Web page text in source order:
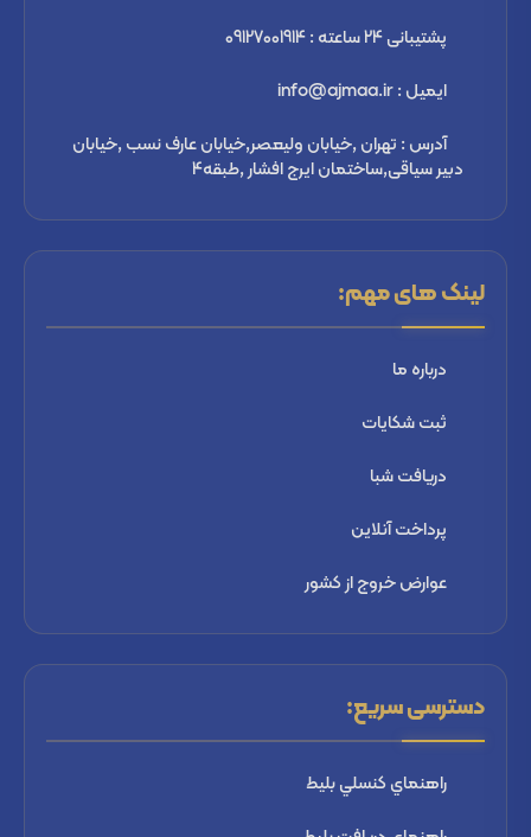
پشتیبانی 24 ساعته : 09127001914
ایمیل : info@ajmaa.ir
آدرس : تهران ,خیابان ولیعصر,خیابان عارف نسب ,خیابان
دبیر سیاقی,ساختمان ایرج افشار ,طبقه4
لینک های مهم:
درباره ما
ثبت شكايات
دریافت شبا
پرداخت آنلاین
عوارض خروج از کشور
دسترسی سریع:
راهنماي كنسلي بليط